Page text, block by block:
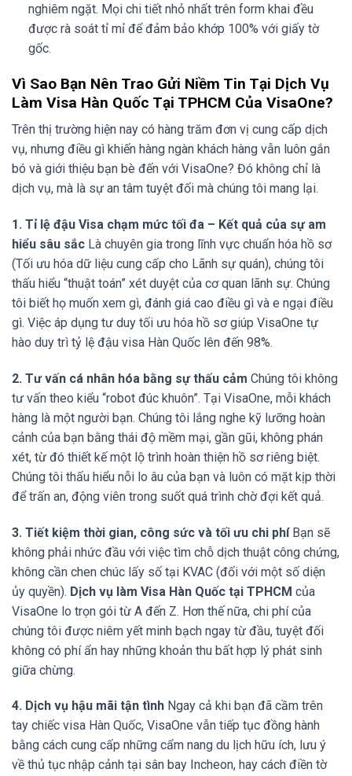
nghiêm ngặt. Mọi chi tiết nhỏ nhất trên form khai đều
được rà soát tỉ mỉ để đảm bảo khớp 100% với giấy tờ
gốc.
Vì Sao Bạn Nên Trao Gửi Niềm Tin Tại Dịch Vụ
Làm Visa Hàn Quốc Tại TPHCM Của VisaOne?
Trên thị trường hiện nay có hàng trăm đơn vị cung cấp dịch
vụ, nhưng điều gì khiến hàng ngàn khách hàng vẫn luôn gắn
bó và giới thiệu bạn bè đến với VisaOne? Đó không chỉ là
dịch vụ, mà là sự an tâm tuyệt đối mà chúng tôi mang lại.
1. Tỉ lệ đậu Visa chạm mức tối đa – Kết quả của sự am
hiểu sâu sắc Là chuyên gia trong lĩnh vực chuẩn hóa hồ sơ
(Tối ưu hóa dữ liệu cung cấp cho Lãnh sự quán), chúng tôi
thấu hiểu “thuật toán” xét duyệt của cơ quan lãnh sự. Chúng
tôi biết họ muốn xem gì, đánh giá cao điều gì và e ngại điều
gì. Việc áp dụng tư duy tối ưu hóa hồ sơ giúp VisaOne tự
hào duy trì tỷ lệ đậu visa Hàn Quốc lên đến 98%.
2. Tư vấn cá nhân hóa bằng sự thấu cảm Chúng tôi không
tư vấn theo kiểu “robot đúc khuôn”. Tại VisaOne, mỗi khách
hàng là một người bạn. Chúng tôi lắng nghe kỹ lưỡng hoàn
cảnh của bạn bằng thái độ mềm mại, gần gũi, không phán
xét, từ đó thiết kế một lộ trình hoàn thiện hồ sơ riêng biệt.
Chúng tôi thấu hiểu nỗi lo âu của bạn và luôn có mặt kịp thời
để trấn an, động viên trong suốt quá trình chờ đợi kết quả.
3. Tiết kiệm thời gian, công sức và tối ưu chi phíBạn sẽ
không phải nhức đầu với việc tìm chỗ dịch thuật công chứng,
không cần chen chúc lấy số tại KVAC (đối với một số diện
ủy quyền). Dịch vụ làm Visa Hàn Quốc tại TPHCM của
VisaOne lo trọn gói từ A đến Z. Hơn thế nữa, chi phí của
chúng tôi được niêm yết minh bạch ngay từ đầu, tuyệt đối
không có phí ẩn hay những khoản thu bất hợp lý phát sinh
giữa chừng.
4. Dịch vụ hậu mãi tận tình Ngay cả khi bạn đã cầm trên
tay chiếc visa Hàn Quốc, VisaOne vẫn tiếp tục đồng hành
bằng cách cung cấp những cẩm nang du lịch hữu ích, lưu ý
về thủ tục nhập cảnh tại sân bay Incheon, hay cách điền tờ